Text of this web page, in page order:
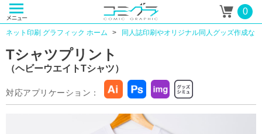
0
ネット印刷 グラフィック ホーム 同人誌印刷やオリジナル同人グッズ作成な
Tシャツプリント
（ヘビーウエイトTシャツ）
対応アプリケーション